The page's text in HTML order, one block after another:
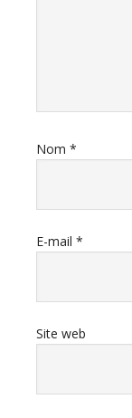
Nom *
E-mail *
Site web